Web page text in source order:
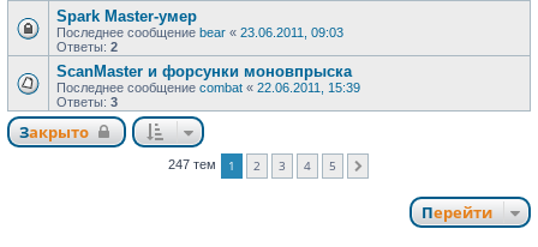
Spark Master-умер
Последнее сообщение bear « 23.06.2011, 09:03
Ответы: 2
ScanMaster и форсунки моновпрыска
Последнее сообщение combat « 22.06.2011, 15:39
Ответы: 3
Закрыто
247 тем 1 2 3 4 5
Перейти